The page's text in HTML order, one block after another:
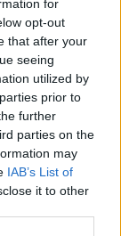
for
opt-out
that after your
seeing
utilized by
prior to
further
parties on the
may
IAB’s List of
it to other
⇑
Vidéos